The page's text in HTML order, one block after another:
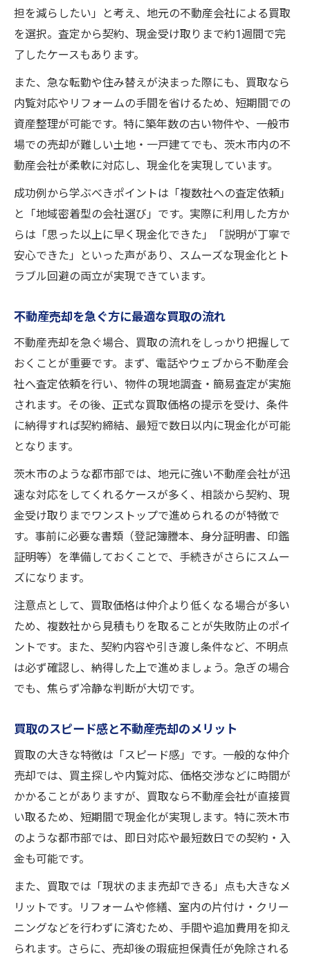
担を減らしたい」と考え、地元の不動産会社による買取
を選択。査定から契約、現金受け取りまで約1週間で完
了したケースもあります。
また、急な転勤や住み替えが決まった際にも、買取なら
内覧対応やリフォームの手間を省けるため、短期間での
資産整理が可能です。特に築年数の古い物件や、一般市
場での売却が難しい土地・一戸建てでも、茨木市内の不
動産会社が柔軟に対応し、現金化を実現しています。
成功例から学ぶべきポイントは「複数社への査定依頼」
と「地域密着型の会社選び」です。実際に利用した方か
らは「思った以上に早く現金化できた」「説明が丁寧で
安心できた」といった声があり、スムーズな現金化とト
ラブル回避の両立が実現できています。
不動産売却を急ぐ方に最適な買取の流れ
不動産売却を急ぐ場合、買取の流れをしっかり把握して
おくことが重要です。まず、電話やウェブから不動産会
社へ査定依頼を行い、物件の現地調査・簡易査定が実施
されます。その後、正式な買取価格の提示を受け、条件
に納得すれば契約締結、最短で数日以内に現金化が可能
となります。
茨木市のような都市部では、地元に強い不動産会社が迅
速な対応をしてくれるケースが多く、相談から契約、現
金受け取りまでワンストップで進められるのが特徴で
す。事前に必要な書類（登記簿謄本、身分証明書、印鑑
証明等）を準備しておくことで、手続きがさらにスムー
ズになります。
注意点として、買取価格は仲介より低くなる場合が多い
ため、複数社から見積もりを取ることが失敗防止のポイ
ントです。また、契約内容や引き渡し条件など、不明点
は必ず確認し、納得した上で進めましょう。急ぎの場合
でも、焦らず冷静な判断が大切です。
買取のスピード感と不動産売却のメリット
買取の大きな特徴は「スピード感」です。一般的な仲介
売却では、買主探しや内覧対応、価格交渉などに時間が
かかることがありますが、買取なら不動産会社が直接買
い取るため、短期間で現金化が実現します。特に茨木市
のような都市部では、即日対応や最短数日での契約・入
金も可能です。
また、買取では「現状のまま売却できる」点も大きなメ
リットです。リフォームや修繕、室内の片付け・クリー
ニングなどを行わずに済むため、手間や追加費用を抑え
られます。さらに、売却後の瑕疵担保責任が免除される